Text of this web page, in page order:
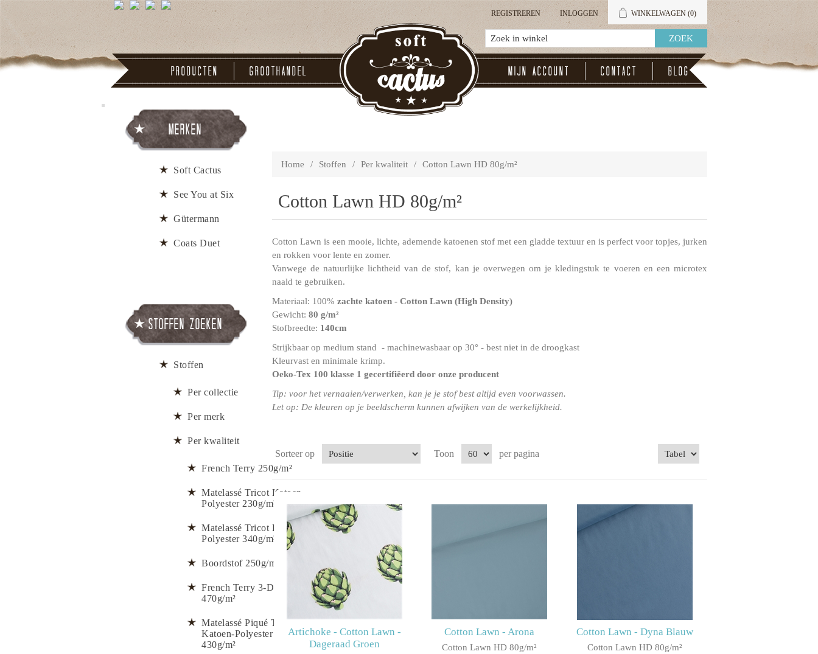
REGISTREREN INLOGGEN WINKELWAGEN (0)
Producten Groothandel Mijn account Contact Blog
Home / Stoffen / Per kwaliteit / Cotton Lawn HD 80g/m²
Cotton Lawn HD 80g/m²
Cotton Lawn is een mooie, lichte, ademende katoenen stof met een gladde textuur en is perfect voor topjes, jurken
en rokken voor lente en zomer.
Vanwege de natuurlijke lichtheid van de stof, kan je overwegen om je kledingstuk te voeren en een microtex
naald te gebruiken.
Materiaal: 100% zachte katoen - Cotton Lawn (High Density)
Gewicht: 80 g/m²
Stofbreedte: 140cm
Strijkbaar op medium stand - machinewasbaar op 30° - best niet in de droogkast
Kleurvast en minimale krimp.
Oeko-Tex 100 klasse 1 gecertifiëerd door onze producent
Tip: voor het vernaaien/verwerken, kan je je stof best altijd even voorwassen.
Let op: De kleuren op je beeldscherm kunnen afwijken van de werkelijkheid.
Sorteer op Toon per pagina
Artichoke - Cotton Lawn -
Dageraad Groen
Cotton Lawn - Arona
Cotton Lawn HD 80g/m²
Cotton Lawn - Dyna Blauw
Cotton Lawn HD 80g/m²
Merken
Soft Cactus
See You at Six
Gütermann
Coats Duet
Stoffen zoeken
Stoffen
Per collectie
Per merk
Per kwaliteit
French Terry 250g/m²
Matelassé Tricot Katoen-
Polyester 230g/m²
Matelassé Tricot Katoen-
Polyester 340g/m²
Boordstof 250g/m²
French Terry 3-Draads
470g/m²
Matelassé Piqué Tricot
Katoen-Polyester
430g/m²